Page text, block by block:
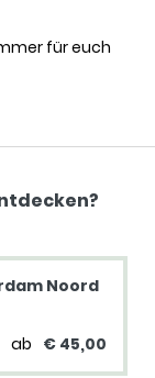
für euch
Noord
ab € 45,00